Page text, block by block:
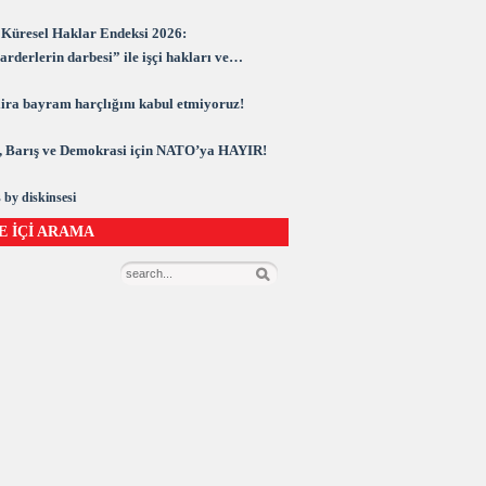
Haklar Endeksi 2026:
darbesi” ile işçi hakları ve
bayram harçlığını kabul etmiyoruz!
Barış ve Demokrasi için NATO’ya HAYIR!
by diskinsesi
İÇİ ARAMA